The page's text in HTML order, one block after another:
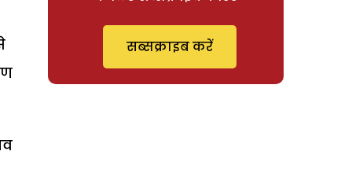
सब्सक्राइब करें